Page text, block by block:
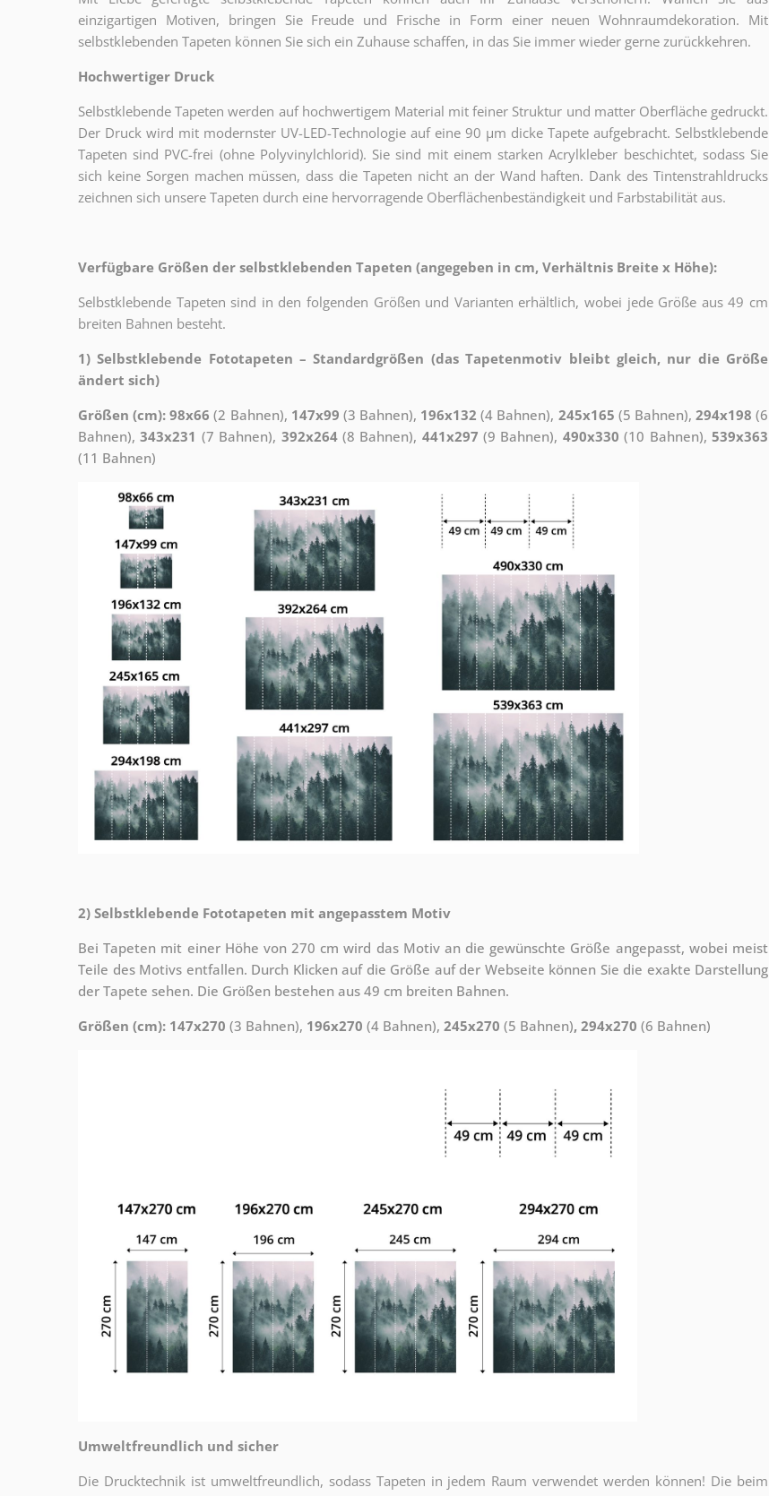
einzigartigen Motiven, bringen Sie Freude und Frische in Form einer neuen Wohnraumdekoration. Mit
selbstklebenden Tapeten können Sie sich ein Zuhause schaffen, in das Sie immer wieder gerne zurückkehren.
Hochwertiger Druck
Selbstklebende Tapeten werden auf hochwertigem Material mit feiner Struktur und matter Oberfläche gedruckt.
Der Druck wird mit modernster UV-LED-Technologie auf eine 90 µm dicke Tapete aufgebracht. Selbstklebende
Tapeten sind PVC-frei (ohne Polyvinylchlorid). Sie sind mit einem starken Acrylkleber beschichtet, sodass Sie
sich keine Sorgen machen müssen, dass die Tapeten nicht an der Wand haften. Dank des Tintenstrahldrucks
zeichnen sich unsere Tapeten durch eine hervorragende Oberflächenbeständigkeit und Farbstabilität aus.
Verfügbare Größen der selbstklebenden Tapeten (angegeben in cm, Verhältnis Breite x Höhe):
Selbstklebende Tapeten sind in den folgenden Größen und Varianten erhältlich, wobei jede Größe aus 49 cm
breiten Bahnen besteht.
1) Selbstklebende Fototapeten – Standardgrößen (das Tapetenmotiv bleibt gleich, nur die Größe
ändert sich)
Größen (cm): 98x66 (2 Bahnen), 147x99 (3 Bahnen), 196x132 (4 Bahnen), 245x165 (5 Bahnen), 294x198 (6
Bahnen),343x231 (7 Bahnen), 392x264(8 Bahnen), 441x297 (9 Bahnen), 490x330 (10 Bahnen),539x363
(11 Bahnen)
2) Selbstklebende Fototapeten mit angepasstem Motiv
Bei Tapeten mit einer Höhe von 270 cm wird das Motiv an die gewünschte Größe angepasst, wobei meist
Teile des Motivs entfallen. Durch Klicken auf die Größe auf der Webseite können Sie die exakte Darstellung
der Tapete sehen. Die Größen bestehen aus 49 cm breiten Bahnen.
Größen (cm): 147x270 (3 Bahnen), 196x270 (4 Bahnen), 245x270 (5 Bahnen), 294x270 (6 Bahnen)
Umweltfreundlich und sicher
Die Drucktechnik ist umweltfreundlich, sodass Tapeten in jedem Raum verwendet werden können! Die beim